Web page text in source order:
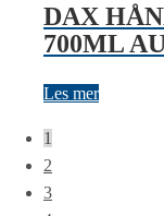
DAX
700ML
Les mer
1
2
3